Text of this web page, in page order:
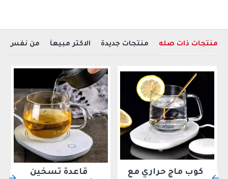
منتجات ذات صله منتجات جديدة الاكثر مبيعآ من نفس
كوب ماج حراري مع
قاعدة تسخين